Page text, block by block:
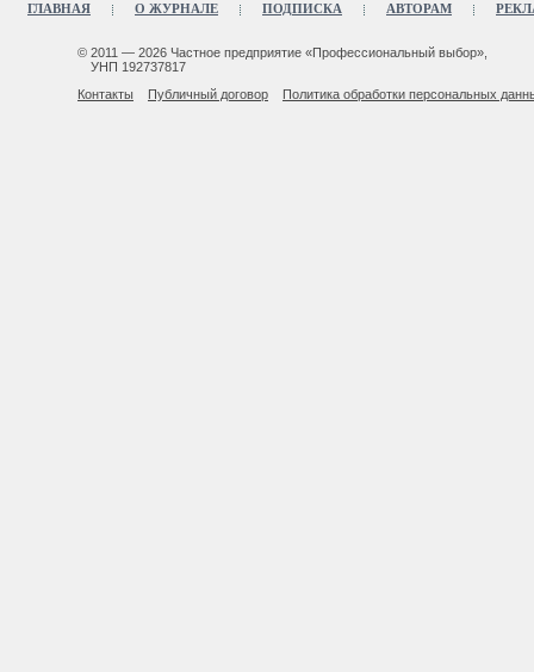
ГЛАВНАЯ О ЖУРНАЛЕ ПОДПИСКА АВТОРАМ
© 2011 — 2026 Частное предприятие «Профессиональный выбор»,
УНП 192737817
Контакты
Публичный договор Политика обработки персональных